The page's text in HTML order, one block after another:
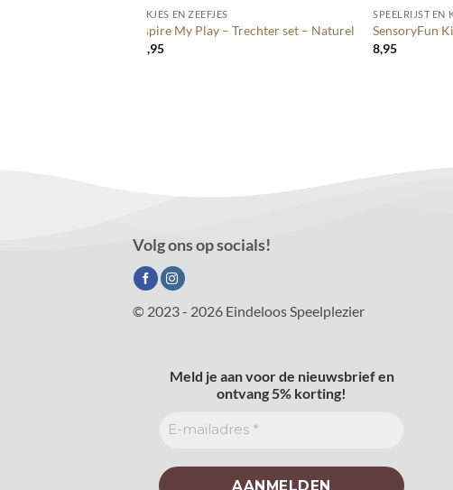
BAKJES EN ZEEFJES
Inspire My Play – Trechter set – Naturel
15,95
SPEELRIJST EN
SensoryFun
8,95
Volg ons op socials!
© 2023 - 2026 Eindeloos Speelplezier
Meld je aan voor de nieuwsbrief en
ontvang 5% korting!